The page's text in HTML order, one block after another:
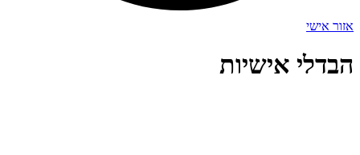
אזור אישי
הבדלי אישיות